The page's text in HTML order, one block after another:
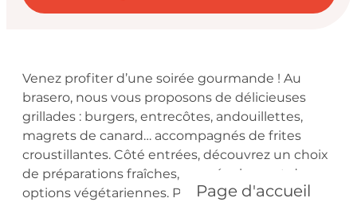
Page d'accueil
Description
Venez profiter d’une soirée gourmande ! Au
brasero, nous vous proposons de délicieuses
grillades : burgers, entrecôtes, andouillettes,
magrets de canard… accompagnés de frites
croustillantes. Côté entrées, découvrez un choix
de préparations fraîches, avec également des
options végétariennes. Pour...